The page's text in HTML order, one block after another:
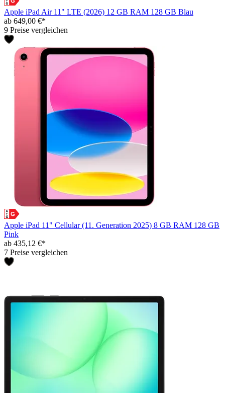
Apple iPad Air 11" LTE (2026) 12 GB RAM 128 GB Blau
ab 649,00 €*
9 Preise vergleichen
Apple iPad 11" Cellular (11. Generation 2025) 8 GB RAM 128 GB
Pink
ab 435,12 €*
7 Preise vergleichen